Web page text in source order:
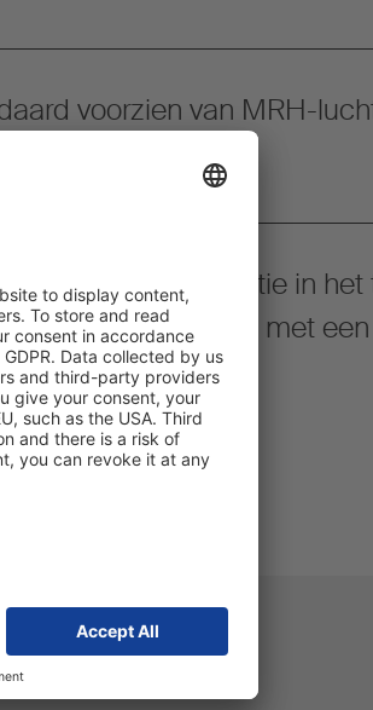
voorzien van MRH-
van de efficiëntie in
truckcombinaties met